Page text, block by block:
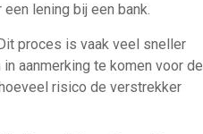
lening bij een bank.
proces is vaak veel sneller
aanmerking te komen voor de
risico de verstrekker